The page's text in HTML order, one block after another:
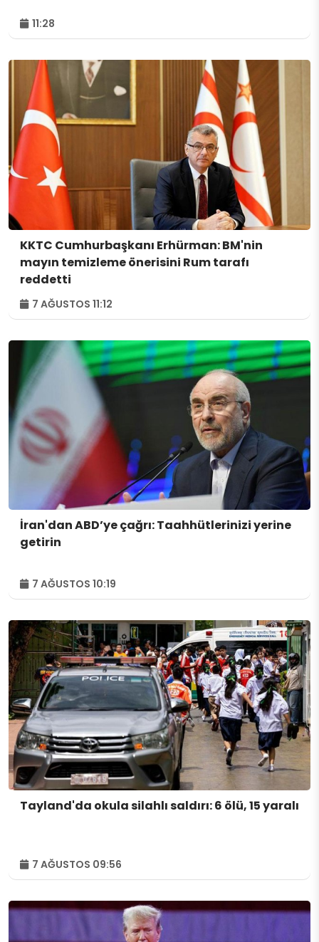
11:28
KKTC Cumhurbaşkanı Erhürman: BM'nin
mayın temizleme önerisini Rum tarafı
reddetti
7 AĞUSTOS 11:12
İran'dan ABD’ye çağrı: Taahhütlerinizi yerine
getirin
7 AĞUSTOS 10:19
Tayland'da okula silahlı saldırı: 6 ölü, 15 yaralı
7 AĞUSTOS 09:56